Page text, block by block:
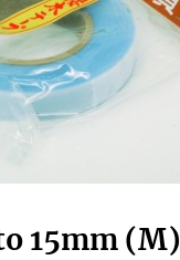
15mm (M)